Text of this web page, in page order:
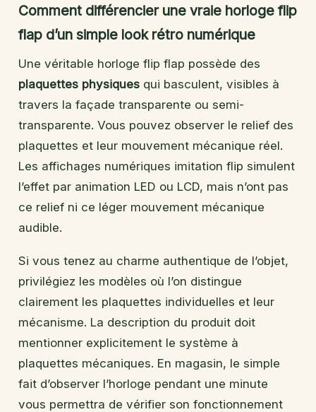
Comment différencier une vraie horloge flip
flap d’un simple look rétro numérique
Une véritable horloge flip flap possède des
plaquettes physiques qui basculent, visibles à
travers la façade transparente ou semi-
transparente. Vous pouvez observer le relief des
plaquettes et leur mouvement mécanique réel.
Les affichages numériques imitation flip simulent
l’effet par animation LED ou LCD, mais n’ont pas
ce relief ni ce léger mouvement mécanique
audible.
Si vous tenez au charme authentique de l’objet,
privilégiez les modèles où l’on distingue
clairement les plaquettes individuelles et leur
mécanisme. La description du produit doit
mentionner explicitement le système à
plaquettes mécaniques. En magasin, le simple
fait d’observer l’horloge pendant une minute
vous permettra de vérifier son fonctionnement